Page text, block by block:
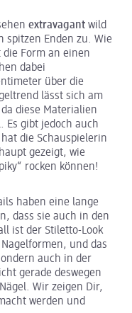
extravagant wild
spitzen Enden zu. Wie
Form an einen
dabei
über die
lässt sich am
diese Materialien
Es gibt jedoch auch
die Schauspielerin
gezeigt, wie
rocken können!
haben eine lange
dass sie auch in den
ist der Stiletto-Look
und das
auch in der
gerade deswegen
Wir zeigen Dir,
werden und